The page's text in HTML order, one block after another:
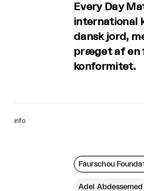
Every Day
international
dansk jord,
præget af en
konformitet.
info
Faurschou
Adel Abdessemed